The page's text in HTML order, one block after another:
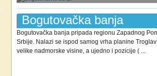
Bogutovačka banja
Bogutovačka banja pripada regionu Zapadnog
Srbije. Nalazi se ispod samog vrha planine
velike nadmorske visine, a ujedno i pozicije ( ...